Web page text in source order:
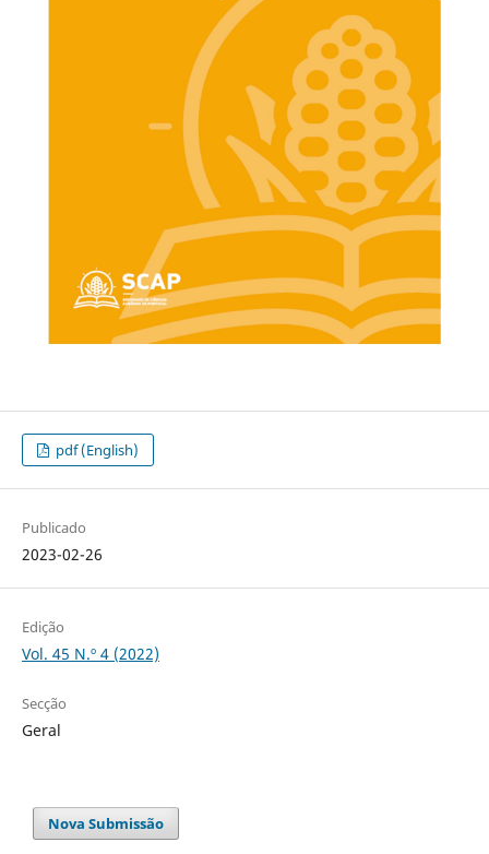
pdf (English)
Publicado
2023-02-26
Edição
Vol. 45 N.º 4 (2022)
Secção
Geral
Nova Submissão